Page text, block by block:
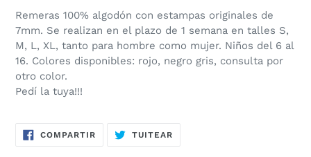
el
producto
a
tu
carrito
de
Remeras 100% algodón con estampas originales de
7mm. Se realizan en el plazo de 1 semana en talles S,
M, L, XL, tanto para hombre como mujer. Niños del 6 al
16. Colores disponibles: rojo, negro gris, consulta por
otro color.
Pedí la tuya!!!
COMPARTIRCOMPARTIRTUITEAR